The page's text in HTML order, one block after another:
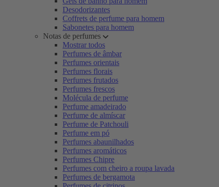
Desodorizantes
Coffrets de perfume para homem
Sabonetes para homem
Notas de perfumes
Mostrar todos
Perfumes de âmbar
Perfumes orientais
Perfumes florais
Perfumes frutados
Perfumes frescos
Molécula de perfume
Perfume amadeirado
Perfume de almíscar
Perfume de Patchouli
Perfume em pó
Perfumes abaunilhados
Perfumes aromáticos
Perfumes Chipre
Perfumes com cheiro a roupa lavada
Perfumes de bergamota